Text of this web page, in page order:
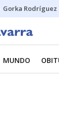
Gorka Rodríguez
MUNDO